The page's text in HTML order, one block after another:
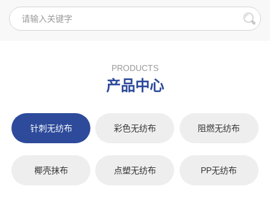
PRODUCTS
产品中心
针刺无纺布 彩色无纺布 阻燃无纺布
椰壳抹布 点塑无纺布 PP无纺布